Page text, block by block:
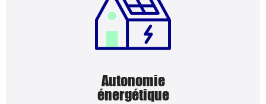
Autonomie
énergétique